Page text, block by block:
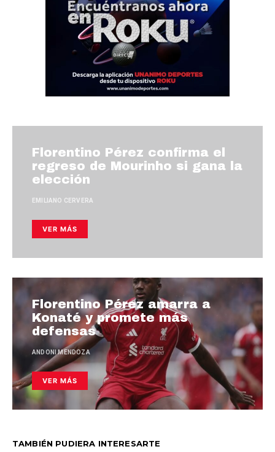
Florentino Pérez confirma el
regreso de Mourinho si gana la
elección
EMILIANO CERVERA
VER MÁS
Florentino Pérez amarra a
Konaté y promete más
defensas
ANDONI MENDOZA
VER MÁS
TAMBIÉN PUDIERA INTERESARTE